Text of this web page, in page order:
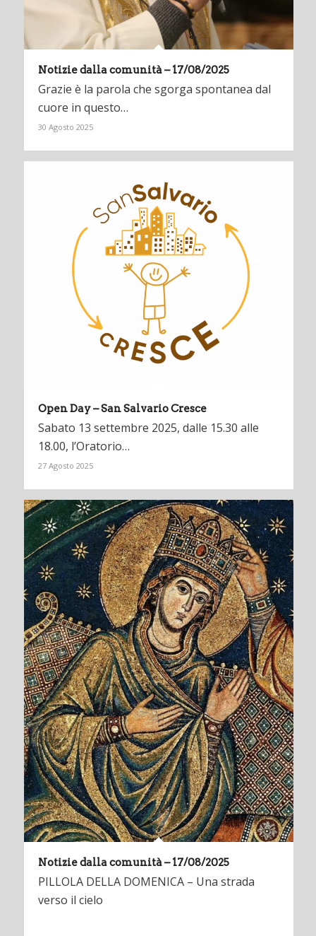
Notizie dalla comunità – 17/08/2025
Grazie è la parola che sgorga spontanea dal
cuore in questo…
30 Agosto 2025
Open Day – San Salvario Cresce
Sabato 13 settembre 2025, dalle 15.30 alle
18.00, l’Oratorio…
27 Agosto 2025
Notizie dalla comunità – 17/08/2025
PILLOLA DELLA DOMENICA – Una strada
verso il cielo